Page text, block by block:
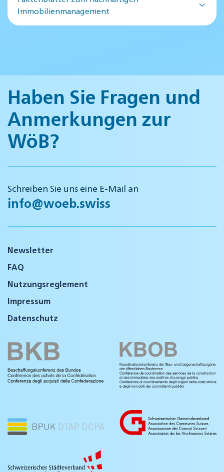
Immobilienmanagement
Haben Sie Fragen und
Anmerkungen zur
WöB?
Schreiben Sie uns eine E-Mail an
info@woeb.swiss
Newsletter
FAQ
Nutzungsreglement
Impressum
Datenschutz